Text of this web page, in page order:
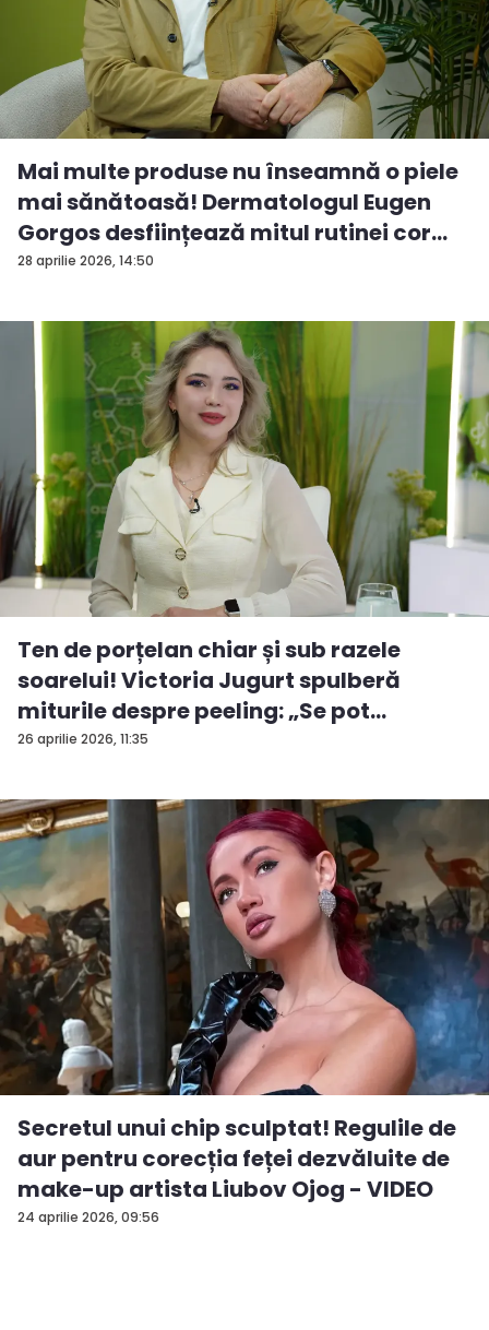
28 aprilie 2026, 14:50
Mai multe produse nu înseamnă o piele
mai sănătoasă! Dermatologul Eugen
Gorgos desființează mitul rutinei cor...
26 aprilie 2026, 11:35
Ten de porțelan chiar și sub razele
soarelui! Victoria Jugurt spulberă
miturile despre peeling: „Se pot
efectua...
24 aprilie 2026, 09:56
Secretul unui chip sculptat! Regulile de
aur pentru corecția feței dezvăluite de
make-up artista Liubov Ojog - VIDEO